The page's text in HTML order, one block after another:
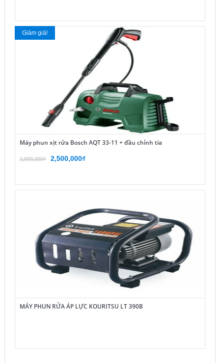
Giảm giá!
Máy phun xịt rửa Bosch AQT 33-11 + đầu chỉnh tia
2,600,000₫
Giá
2,600,000₫.
2,500,000₫Giá
là:
MÁY PHUN RỬA ÁP LỰC KOURITSU LT 390B